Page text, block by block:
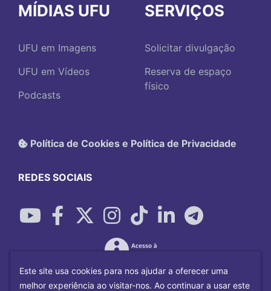
MÍDIAS UFU
UFU em Imagens
UFU em Vídeos
Podcasts
SERVIÇOS
Solicitar divulgação
Reserva de espaço
físico
Política de Cookies e Política de Privacidade
REDES SOCIAIS
Este site usa cookies para nos ajudar a oferecer uma
melhor experiência ao visitar-nos. Ao continuar a usar este